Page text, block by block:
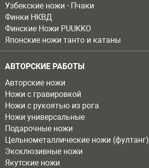
Узбекские ножи - Пчаки
Финки НКВД
Финские Ножи PUUKKO
Японские ножи танто и катаны
АВТОРСКИЕ РАБОТЫ
Авторские ножи
Ножи с гравировкой
Ножи с рукоятью из рога
Ножи универсальные
Подарочные ножи
Цельнометаллические ножи (фултанг)
Эксклюзивные ножи
Якутские ножи